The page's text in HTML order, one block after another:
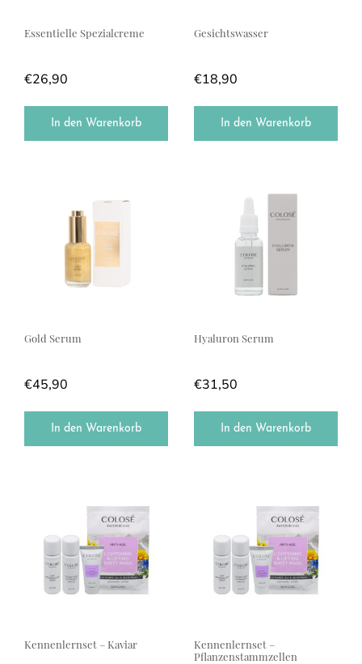
Essentielle Spezialcreme
€26,90
In den Warenkorb
Gesichtswasser
€18,90
In den Warenkorb
Gold Serum
€45,90
In den Warenkorb
Hyaluron Serum
€31,50
In den Warenkorb
Kennenlernset – Kaviar
Kennenlernset –
Pflanzenstammzellen